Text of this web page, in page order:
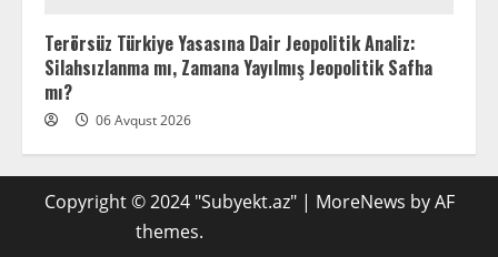
Terörsüz Türkiye Yasasına Dair Jeopolitik Analiz:
Silahsızlanma mı, Zamana Yayılmış Jeopolitik Safha
mı?
06 Avqust 2026
Copyright © 2024 "Subyekt.az" | MoreNews by AF
themes.